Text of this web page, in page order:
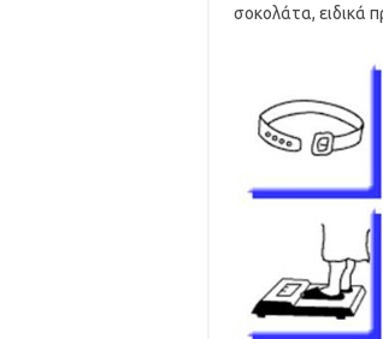
σοκολάτα, ειδικά